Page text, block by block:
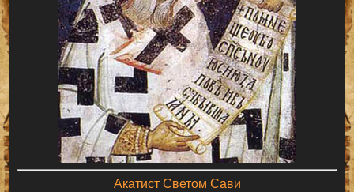
Акатист Светом Сави